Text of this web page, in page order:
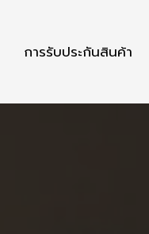
การรับประกันสินค้า